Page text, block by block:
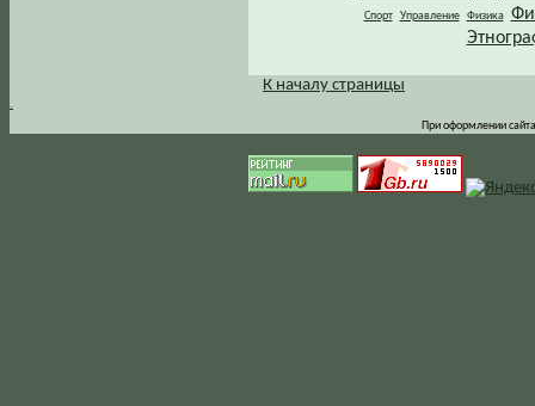
Спорт Управление Физика
.
К началу страницы
При оформлении